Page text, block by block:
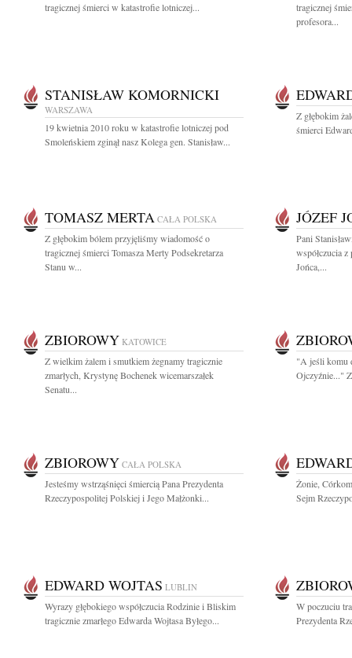
tragicznej śmierci w katastrofie lotniczej...
tragicznej
profesora...
STANISŁAW KOMORNICKI
WARSZAWA
19 kwietnia 2010 roku w katastrofie lotniczej pod
Smoleńskiem zginął nasz Kolega gen. Stanisław...
Z głębokim
śmierci
TOMASZ MERTA CAŁA POLSKA
Z głębokim bólem przyjęliśmy wiadomość o
tragicznej śmierci Tomasza Merty Podsekretarza
Stanu w...
JÓZEF
Pani
współczucia
Jońca,...
ZBIOROWY KATOWICE
Z wielkim żalem i smutkiem żegnamy tragicznie
zmarłych, Krystynę Bochenek wicemarszałek
Senatu...
"A jeśli komu
Ojczyźnie..."
ZBIOROWY CAŁA POLSKA
Jesteśmy wstrząśnięci śmiercią Pana Prezydenta
Rzeczypospolitej Polskiej i Jego Małżonki...
Żonie,
Sejm
EDWARD WOJTAS LUBLIN
Wyrazy głębokiego współczucia Rodzinie i Bliskim
tragicznie zmarłego Edwarda Wojtasa Byłego...
W poczuciu
Prezydenta